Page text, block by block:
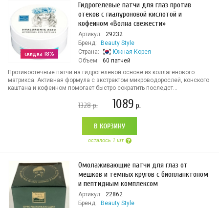
скидка 18%
Гидрогелевые патчи для глаз против
отеков с гиалуроновой кислотой и
кофеином «Волна свежести»
Артикул:
29232
Бренд:
Beauty Style
Страна:
Южная Корея
Объем:
60 патчей
Противоотечные патчи на гидрогелевой основе из коллагенового
матрикса. Активная формула с экстрактом микроводорослей, конского
каштана и кофеином помогает быстро сократить последст...
1328р. 1089 р.
В КОРЗИНУ
осталось 1 шт
Омолаживающие патчи для глаз от
мешков и темных кругов с биопланктоном
и пептидным комплексом
Артикул:
22862
Бренд:
Beauty Style